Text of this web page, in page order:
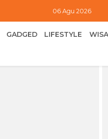
06 Agu 2026
GADGED LIFESTYLE